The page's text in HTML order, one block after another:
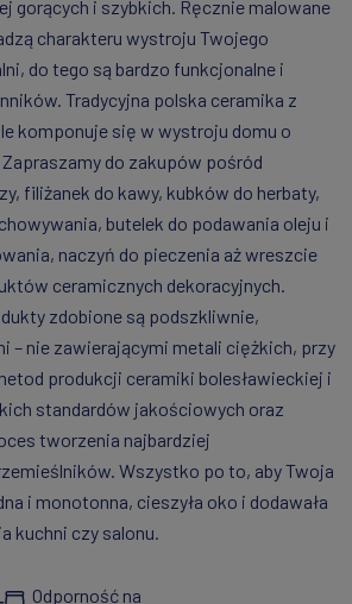
gorących i szybkich. Ręcznie malowane
charakteru wystroju Twojego
do tego są bardzo funkcjonalne i
Tradycyjna polska ceramika z
komponuje się w wystroju domu o
do zakupów pośród
filiżanek do kawy, kubków do herbaty,
butelek do podawania oleju i
naczyń do pieczenia aż wreszcie
ceramicznych dekoracyjnych.
zdobione są podszkliwnie,
– nie zawierającymi metali ciężkich, przy
produkcji ceramiki bolesławieckiej i
standardów jakościowych oraz
tworzenia najbardziej
Wszystko po to, aby Twoja
i monotonna, cieszyła oko i dodawała
kuchni czy salonu.
Odporność na